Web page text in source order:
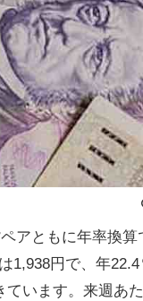
アともに年率換算
1,938円で、年
います。来週あ